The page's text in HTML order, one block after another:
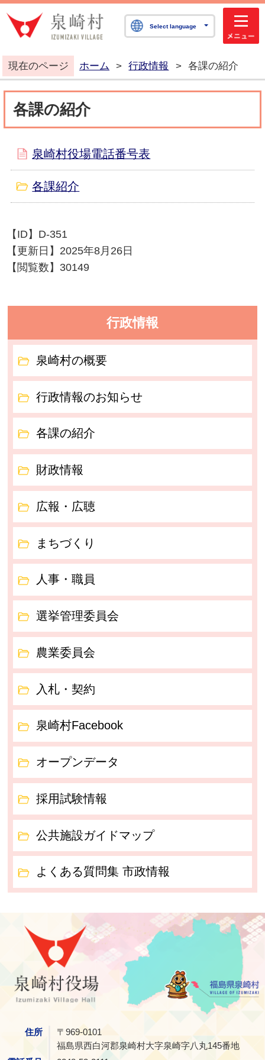
泉崎村公式ホームペ
Select language
現在のページ ホーム > 行政情報 > 各課の紹介
各課の紹介
泉崎村役場電話番号表
各課紹介
【ID】 D-351
【更新日】 2025年8月26日
【閲覧数】 30149
行政情報
泉崎村の概要
行政情報のお知らせ
各課の紹介
財政情報
広報・広聴
まちづくり
人事・職員
選挙管理委員会
農業委員会
入札・契約
泉崎村Facebook
オープンデータ
採用試験情報
公共施設ガイドマップ
よくある質問集 市政情報
泉崎村
住所
〒969-0101
福島県西白河郡泉崎村大字泉崎字八丸145番地